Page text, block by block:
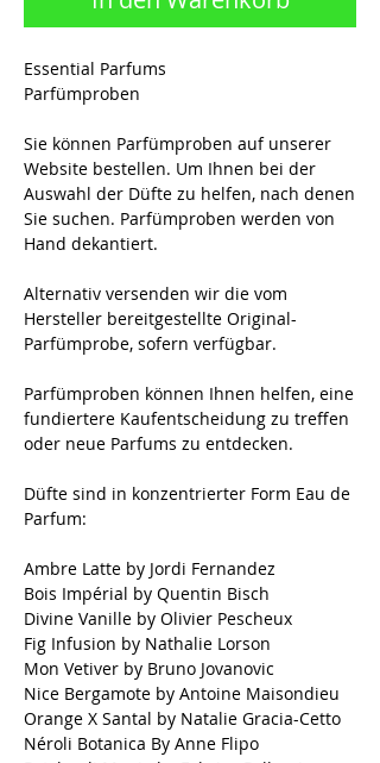
Essential Parfums
Parfümproben
Sie können Parfümproben auf unserer
Website bestellen. Um Ihnen bei der
Auswahl der Düfte zu helfen, nach denen
Sie suchen. Parfümproben werden von
Hand dekantiert.
Alternativ versenden wir die vom
Hersteller bereitgestellte Original-
Parfümprobe, sofern verfügbar.
Parfümproben können Ihnen helfen, eine
fundiertere Kaufentscheidung zu treffen
oder neue Parfums zu entdecken.
Düfte sind in konzentrierter Form Eau de
Parfum:
Ambre Latte by Jordi Fernandez
Bois Impérial by Quentin Bisch
Divine Vanille by Olivier Pescheux
Fig Infusion by Nathalie Lorson
Mon Vetiver by Bruno Jovanovic
Nice Bergamote by Antoine Maisondieu
Orange X Santal by Natalie Gracia-Cetto
Néroli Botanica By Anne Flipo